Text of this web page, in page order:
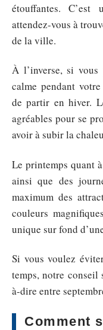
étouffantes.
attendez-vous à
de la ville.
À l’inverse, si
calme pendant
de partir en hiver.
agréables pour se
avoir à subir la
Le printemps quant
ainsi que des
maximum des
couleurs
unique sur fond
Si vous voulez
temps, notre conseil
à-dire entre
Comment